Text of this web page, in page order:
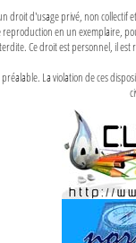
droit d'usage privé, non
en un exemplaire,
Ce droit est personnel, il
La violation de ces